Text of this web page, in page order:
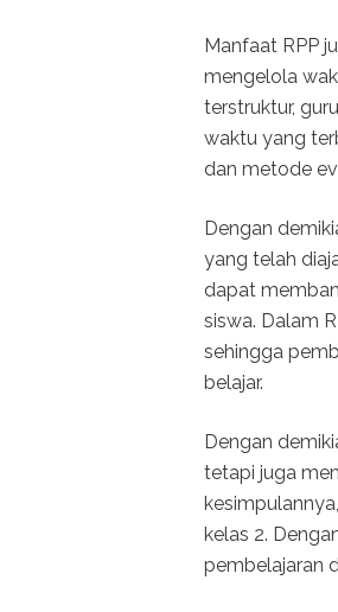
Manfaat RPP
mengelola
terstruktur,
waktu yang
dan metode
Dengan
yang telah
dapat
siswa. Dalam
sehingga
belajar.
Dengan
tetapi juga
kelas 2.
pembelajaran